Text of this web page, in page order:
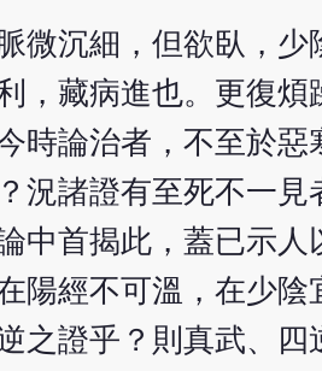
微沉細，但欲臥，
，藏病進也。更復煩
時論治者，不至於
況諸證有至死不一
中首揭此，蓋已示
陽經不可溫，在少
之證乎？則真武、